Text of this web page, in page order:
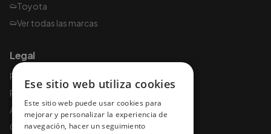
Toyota
Ver todas las marcas
Legal
Política de privacidad
Política de cookies
Aviso legal
Condiciones de uso
Ese sitio web utiliza cookies
Este sitio web puede usar cookies para
mejorar y personalizar la experiencia de
navegación, hacer un seguimiento